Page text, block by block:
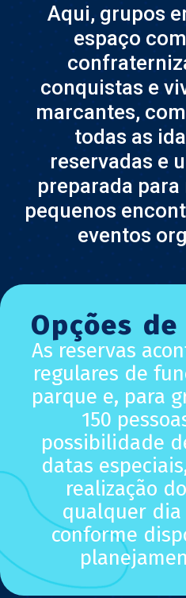
Aqui, grupos
espaço
conquistas e
marcantes,
todas as
reservadas e
preparada
pequenos
eventos
Opções
As reservas
regulares de
parque e, para
150
possibilidade
datas
realização
qualquer dia
conforme